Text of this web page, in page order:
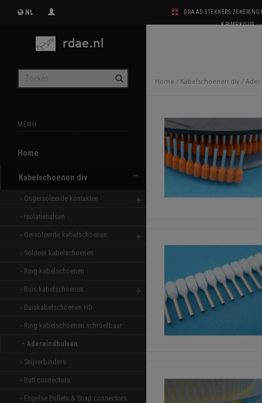
NL
DRAAD STEKKERS
KRIMPKOUS
MENU
Home
Kabelschoenen div
- Ongeisoleerde kontakten
- Isolatiehulsen
- Geisoleerde kabelschoenen
- Soldeer kabelschoenen
- Ring kabelschoenen
- Buis kabelschoenen
- Buiskabelschoenen HD
- Ring kabelschoenen schroefbaar
- Adereindhulsen
- Snijverbinders
- Butt connectors
- Engelse Bullets & Snap connectors
Home / Kabelschoenen div /